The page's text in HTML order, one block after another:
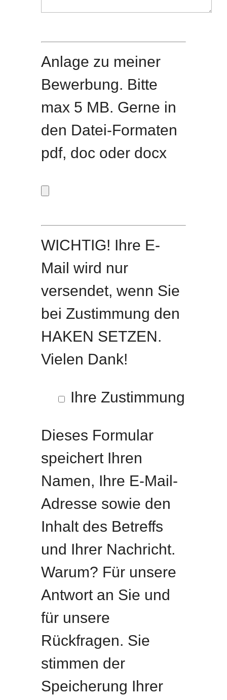
e
.
F
e
l
d
l
e
e
.
Anlage zu meiner
Bewerbung. Bitte
max 5 MB. Gerne in
den Datei-Formaten
pdf, doc oder docx
WICHTIG! Ihre E-
Mail wird nur
versendet, wenn Sie
bei Zustimmung den
HAKEN SETZEN.
Vielen Dank!
Ihre Zustimmung
Dieses Formular
speichert Ihren
Namen, Ihre E-Mail-
Adresse sowie den
Inhalt des Betreffs
und Ihrer Nachricht.
Warum? Für unsere
Antwort an Sie und
für unsere
Rückfragen. Sie
stimmen der
Speicherung Ihrer